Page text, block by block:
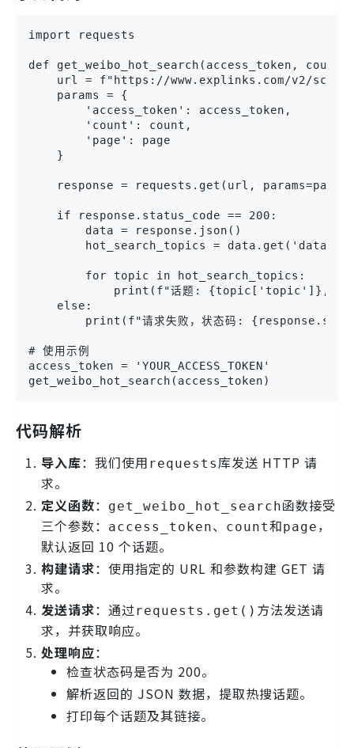
import requests
def get_weibo_hot_search(access_token,
url = f"https://www.explinks.com/v2/
params = {
'access_token': access_token,
'count': count,
'page': page
}
response = requests.get(url,
if response.status_code == 200:
data = response.json()
hot_search_topics = data.get('data',
for topic in hot_search_topics:
print(f"话题: {topic['topic']}, 链
else:
print(f"请求失败，状态码:
# 使用示例
access_token = 'YOUR_ACCESS_TOKEN'
get_weibo_hot_search(access_token)
代码解析
导入库：我们使用 requests 库发送 HTTP 请
求。
定义函数： get_weibo_hot_search函数接受
三个参数：
access_token、 count和page ，
默认返回 10 个话题。
构建请求：使用指定的 URL 和参数构建 GET 请
求。
发送请求：通过requests.get() 方法发送请
求，并获取响应。
处理响应：
检查状态码是否为 200。
解析返回的 JSON 数据，提取热搜话题。
打印每个话题及其链接。